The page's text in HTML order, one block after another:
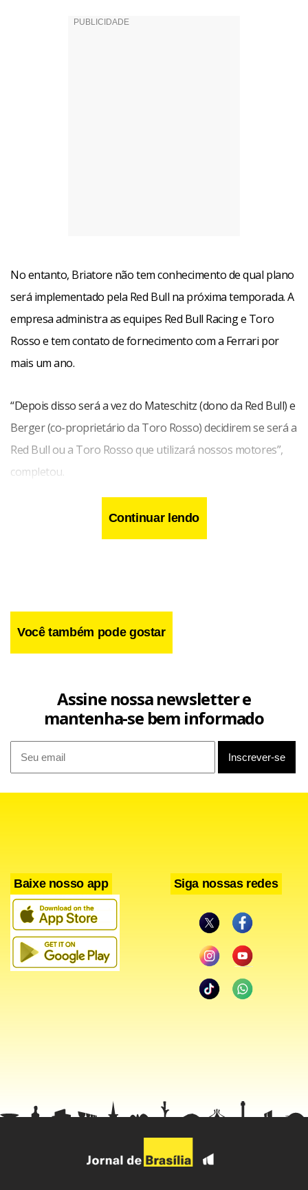
No entanto, Briatore não tem conhecimento de qual plano
será implementado pela Red Bull na próxima temporada. A
empresa administra as equipes Red Bull Racing e Toro
Rosso e tem contato de fornecimento com a Ferrari por
mais um ano.
“Depois disso será a vez do Mateschitz (dono da Red Bull) e
Berger (co-proprietário da Toro Rosso) decidirem se será a
Red Bull ou a Toro Rosso que utilizará nossos motores”,
completou.
Continuar lendo
Você também pode gostar
Assine nossa newsletter e
mantenha-se bem informado
Baixe nosso app Siga nossas redes